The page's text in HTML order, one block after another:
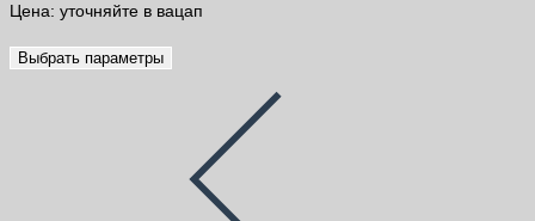
Цена: уточняйте в вацап
Выбрать параметры